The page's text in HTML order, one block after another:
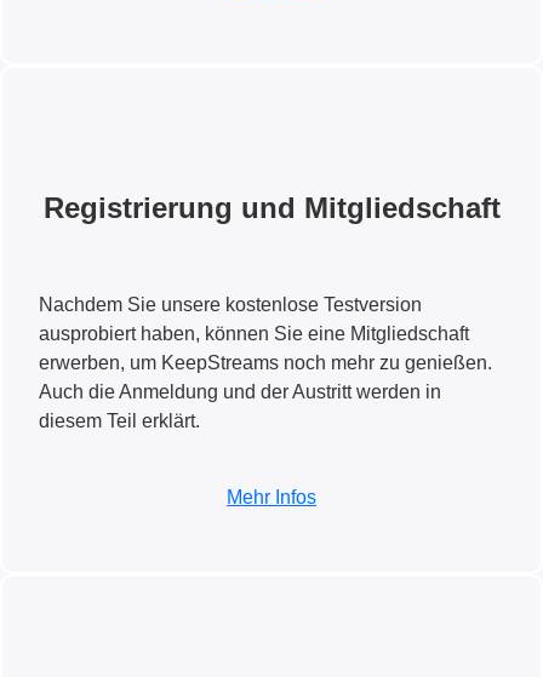
Registrierung und Mitgliedschaft
Nachdem Sie unsere kostenlose Testversion
ausprobiert haben, können Sie eine Mitgliedschaft
erwerben, um KeepStreams noch mehr zu genießen.
Auch die Anmeldung und der Austritt werden in
diesem Teil erklärt.
Mehr Infos